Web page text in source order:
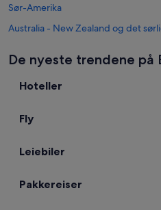
Sør-Amerika
Australia - New Zealand og det
Midtøsten
Afrika
Bilutleie i Tropea
Bilutleie i Lamezia Terme
Bilutleie i Scalea
De nyeste trendene på
Hoteller
Fly
Leiebiler
Pakkereiser